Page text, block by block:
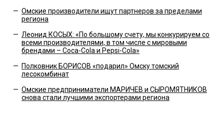
— Омские производители ищут партнеров за пределами
региона
— Леонид КОСЫХ: «По большому счету, мы конкурируем со
всеми производителями, в том числе с мировыми
брендами – Coca-Cola и Pepsi-Cola»
— Полковник БОРИСОВ «подарил» Омску томский
лесокомбинат
— Омские предприниматели МАРИЧЕВ и СЫРОМЯТНИКОВ
снова стали лучшими экспортерами региона